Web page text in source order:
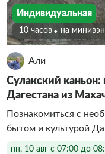
Индивидуальная
10 часов На
Али
Сулакский
Дагестана из
Познакомиться с
бытом и культурой
пн, 10 авг с 07:00 до